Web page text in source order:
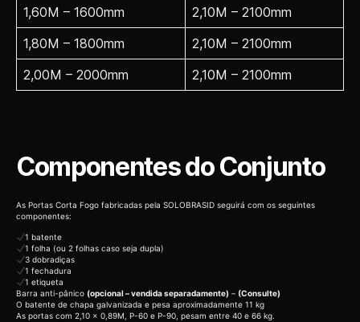
1,60M – 1600mm
2,10M – 2100mm
1,80M – 1800mm
2,10M – 2100mm
2,00M – 2000mm
2,10M – 2100mm
Componentes do Conjunto
As Portas Corta Fogo fabricadas pela SOLOBRASID seguirá com os seguintes
componentes:
1 batente
1 folha (ou 2 folhas caso seja dupla)
3 dobradiças
1 fechadura
1 etiqueta
Barra anti-pânico (opcional – vendida separadamente) – (Consulte)
O batente de chapa galvanizada e pesa aproximadamente 11 kg
As portas com 2,10 x 0,89M, P-60 e P-90, pesam entre 40 e 66 kg.